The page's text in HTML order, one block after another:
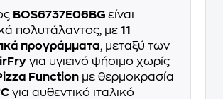
BOS6737E06BG είναι
πολυτάλαντος, με 11
προγράμματα, μεταξύ των
για υγιεινό ψήσιμο χωρίς
Function με θερμοκρασία
για αυθεντικό ιταλικό